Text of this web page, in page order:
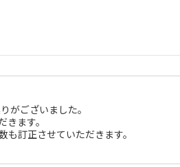
がございました。
ます。
訂正させていただきます。